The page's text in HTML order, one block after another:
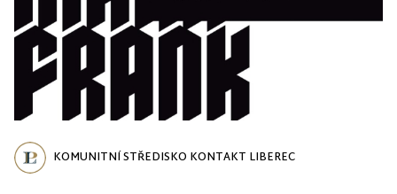
KOMUNITNÍ STŘEDISKO KONTAKT LIBEREC